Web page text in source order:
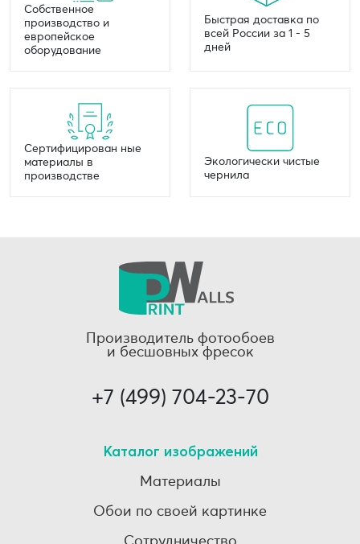
Собственное
производство и
европейское
оборудование
Быстрая доставка по
всей России за 1 - 5
дней
Сертифицирован ные
материалы в
производстве
Экологически чистые
чернила
Производитель фотообоев
и бесшовных фресок
+7 (499) 704-23-70
Каталог изображений
Материалы
Обои по своей картинке